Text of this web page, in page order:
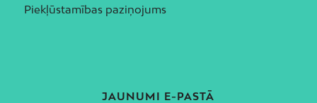
Piekļūstamības paziņojums
JAUNUMI E-PASTĀ